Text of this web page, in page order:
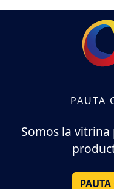
PAUTA
Somos la